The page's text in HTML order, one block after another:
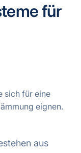
für
sich für eine
eignen.
aus